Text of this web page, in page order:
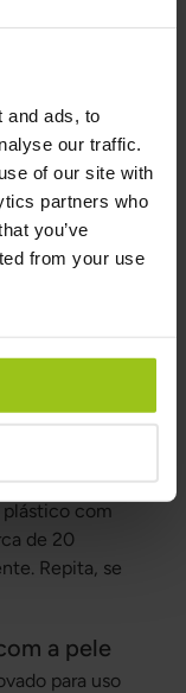
and ads, to
our traffic.
of our site with
partners who
you’ve
from your use
de
com
pode usá-
de forma
brancos
4
plástico com
de 20
Repita, se
a pele
para uso